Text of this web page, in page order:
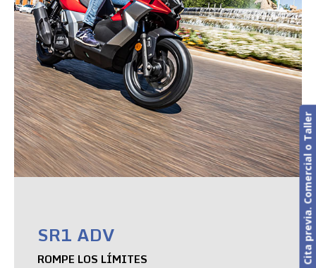
SR1 ADV
ROMPE LOS LÍMITES Cita previa. Comercial o Taller